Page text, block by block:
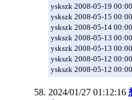
yskszk 2008-05-19
yskszk 2008-05-15
yskszk 2008-05-14
yskszk 2008-05-13
yskszk 2008-05-13
yskszk 2008-05-12
yskszk 2008-05-12
2024/01/27 01:12:16